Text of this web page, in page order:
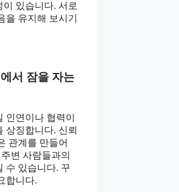
있습니다. 서로
을 유지해 보시기
서 잠을 자는
인연이나 협력이
상징합니다. 신뢰
관계를 만들어
변 사람들과의
수 있습니다. 꾸
합니다.